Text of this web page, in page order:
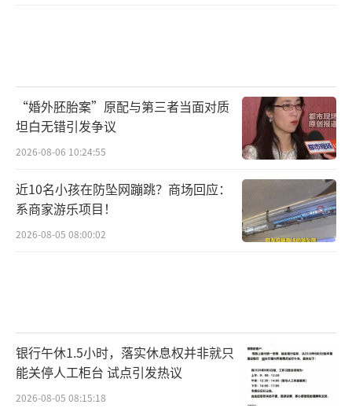
“婚外胚胎案”原配与第三者当面对质
坦白无错引发争议
2026-08-06 10:24:55
近10名小孩在防坠网蹦跳？商场回应：
系商家游乐项目！
2026-08-05 08:00:02
银行午休1.5小时，落实休息权并非就只
能关停人工柜台 试点引发热议
2026-08-05 08:15:18